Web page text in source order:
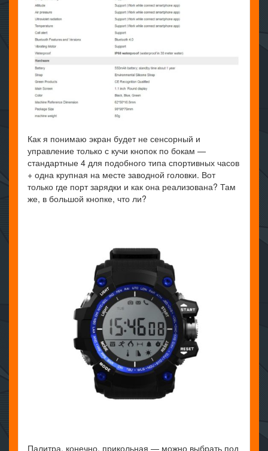
Как я понимаю экран будет не сенсорный и
управление только с кучи кнопок по бокам —
стандартные 4 для подобного типа спортивных часов
+ одна крупная на месте заводной головки. Вот
только где порт зарядки и как она реализована? Там
же, в большой кнопке, что ли?
Палитра, конечно, прикольная — можно выбрать под